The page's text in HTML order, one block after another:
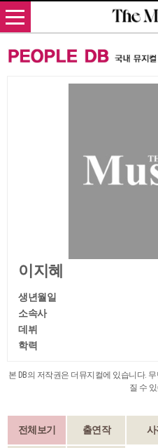
이지혜
생년월일
소속사
데뷔
학력
본 DB의 저작권은 더뮤지컬에 있습니다.
질 수
전체보기 출연작 사